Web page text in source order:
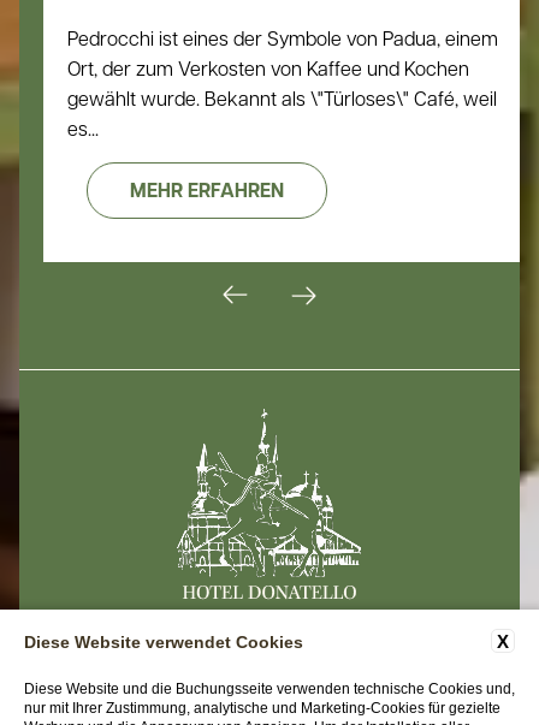
Pedrocchi ist eines der Symbole von Padua, einem
Ort, der zum Verkosten von Kaffee und Kochen
gewählt wurde. Bekannt als \"Türloses\" Café, weil
es...
MEHR ERFAHREN
KONTAKTE FIRMENDATEN
PRIVACY
X
Diese Website verwendet Cookies
Diese Website und die Buchungsseite verwenden technische Cookies und,
nur mit Ihrer Zustimmung, analytische und Marketing-Cookies für gezielte